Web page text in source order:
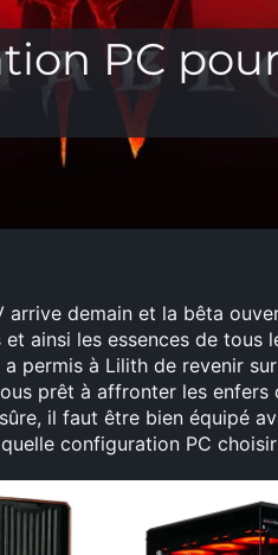
PC
arrive demain et la bêta
ainsi les essences de tous
permis à Lilith de revenir
prêt à affronter les enfers
il faut être bien équipé
configuration PC